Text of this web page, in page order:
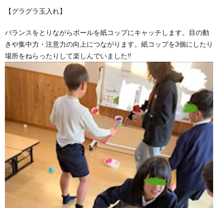
【グラグラ玉入れ】
バランスをとりながらボールを紙コップにキャッチします。目の動
きや集中力・注意力の向上につながります。紙コップを3個にしたり
場所をねらったりして楽しんでいました‼